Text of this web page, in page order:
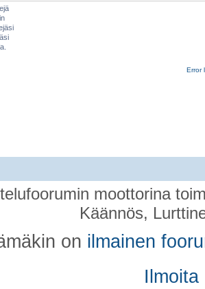
Error
moottorina
Käännös,
on ilmainen